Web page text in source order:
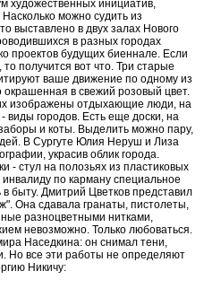
художественных инициатив,
можно судить из
выставлено в двух залах Нового
в разных городах
проектов будущих биеннале. Если
получится вот что. Три старые
ваше движение по одному из
в свежий розовый цвет.
изображены отдыхающие люди, на
виды городов. Есть еще доски, на
и коты. Выделить можно пару,
В Сургуте Юлия Неруш и Лиза
украсив облик города.
- стул на полозьях из пластиковых
по карману специальное
быту. Дмитрий Цветков представил
Она сдавала гранаты, пистолеты,
разноцветными нитками,
невозможно. Только любоваться.
Наседкина: он снимал тени,
Но все эти работы не определяют
Никичу: